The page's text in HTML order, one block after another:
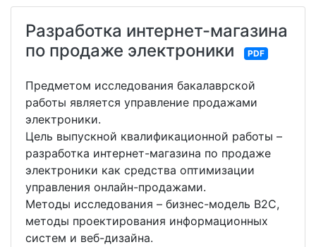
Разработка интернет-магазина
по продаже электроники
PDF
Предметом исследования бакалаврской
работы является управление продажами
электроники.
Цель выпускной квалификационной работы –
разработка интернет-магазина по продаже
электроники как средства оптимизации
управления онлайн-продажами.
Методы исследования – бизнес-модель B2С,
методы проектирования информационных
систем и веб-дизайна.